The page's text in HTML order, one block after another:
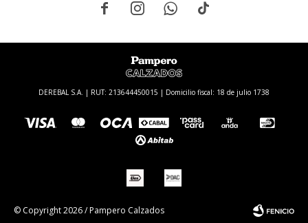
   
DEREBAL S.A. | RUT: 213644450015 | Domicilio fiscal: 18 de julio 1738
© Copyright 2026 / Pampero Calzados